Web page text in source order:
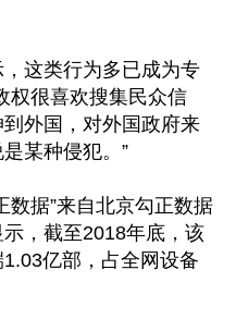
这类行为多已成为专
权很喜欢搜集民众信
外国，对外国政府来
某种侵犯。”
数据”来自北京勾正数据
，截至2018年底，该
亿部，占全网设备